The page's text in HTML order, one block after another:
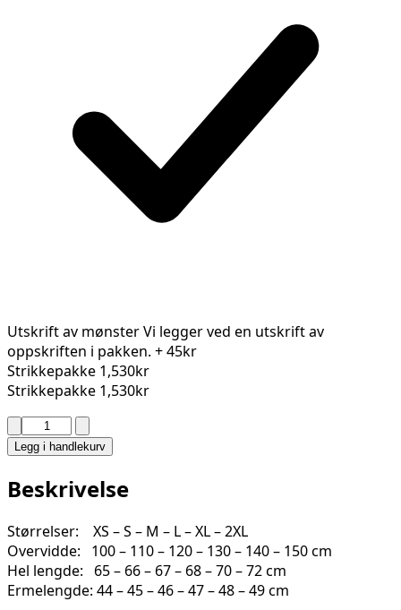
Utskrift av mønsterVi legger ved en utskrift av
oppskriften i pakken. + 45kr
Strikkepakke 1,530kr
Strikkepakke 1,530kr
MEHAMN
GENSER
SOFIE
KARLSTAD
2509-
01
antall
Legg i handlekurv
Beskrivelse
Størrelser: XS – S – M – L – XL – 2XL
Overvidde: 100 – 110 – 120 – 130 – 140 – 150 cm
Hel lengde: 65 – 66 – 67 – 68 – 70 – 72 cm
Ermelengde: 44 – 45 – 46 – 47 – 48 – 49 cm